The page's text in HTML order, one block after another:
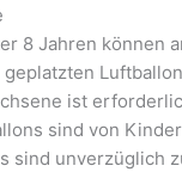
8 Jahren können
ist
sind von
sind unverzüglich